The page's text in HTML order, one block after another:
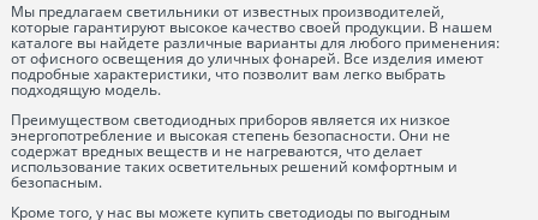
Мы предлагаем светильники от известных производителей,
которые гарантируют высокое качество своей продукции. В нашем
каталоге вы найдете различные варианты для любого применения:
от офисного освещения до уличных фонарей. Все изделия имеют
подробные характеристики, что позволит вам легко выбрать
подходящую модель.
Преимуществом светодиодных приборов является их низкое
энергопотребление и высокая степень безопасности. Они не
содержат вредных веществ и не нагреваются, что делает
использование таких осветительных решений комфортным и
безопасным.
Кроме того, у нас вы можете купить светодиоды по выгодным